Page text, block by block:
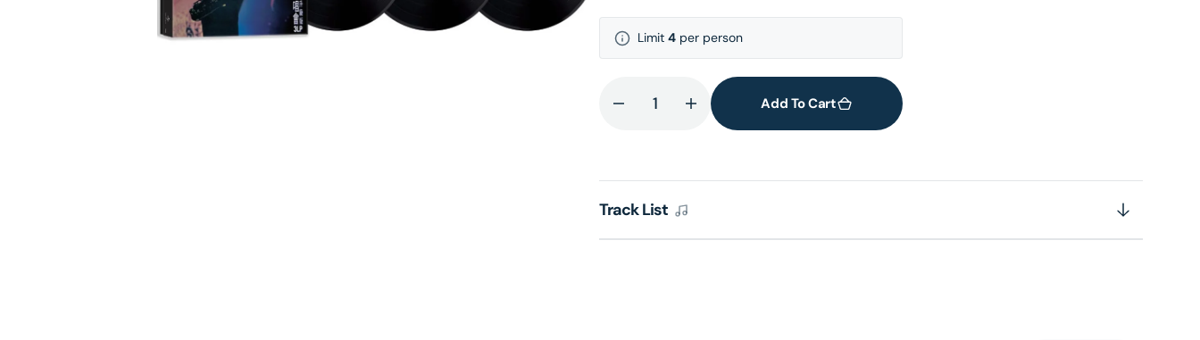
Limit 4 per person
Decrease
夢
幻
柔
情
Increase
quantity
夢
情
Add To Cart
Track List
1